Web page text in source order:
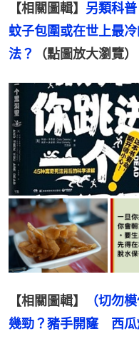
【相關圖輯】 另類科
蚊子包圍或在世上最
法？
（點圖放大瀏覽）
【相關圖輯】
（切勿
幾勁？豬手開窿　西